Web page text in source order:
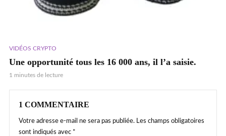
VIDÉOS CRYPTO
Une opportunité tous les 16 000 ans, il l’a saisie.
1 minutes de lecture
1 COMMENTAIRE
Votre adresse e-mail ne sera pas publiée. Les champs obligatoires
sont indiqués avec *